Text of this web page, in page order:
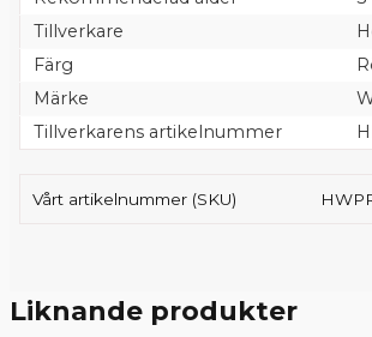
Tillverkare
Färg
Märke
Tillverkarens artikelnummer
Vårt artikelnummer (SKU)
Liknande produkter